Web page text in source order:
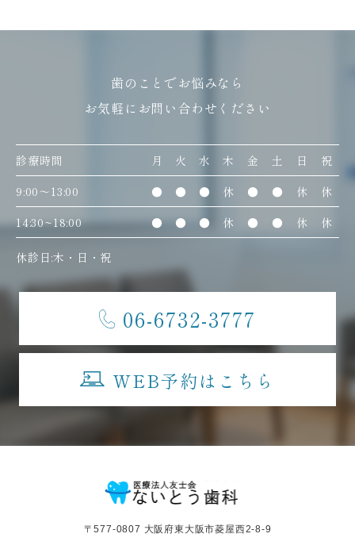
歯のことでお悩みなら
お気軽にお問い合わせください
診療時間 月 火 水 木 金 土 日
祝
9:00〜13:00
● ● ● 休 ● ● 休
休
14:30~18:00
● ● ● 休 ● ● 休 休
休診日:木・日・祝
06-6732-3777
WEB予約はこちら
〒577-0807 大阪府東大阪市菱屋西2-8-9